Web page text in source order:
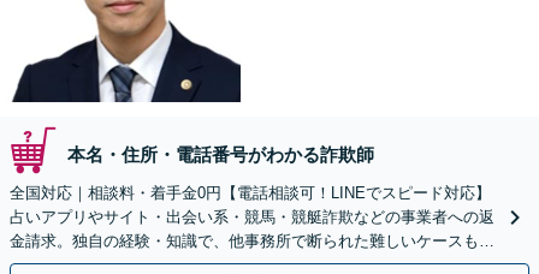
本名・住所・電話番号がわかる詐欺師
全国対応｜相談料・着手金0円【電話相談可！LINEでスピード対応】
占いアプリやサイト・出会い系・競馬・競艇詐欺などの事業者への返
金請求。独自の経験・知識で、他事務所で断られた難しいケースも解
決に導いた実績あり。まずはお気軽にご相談ください